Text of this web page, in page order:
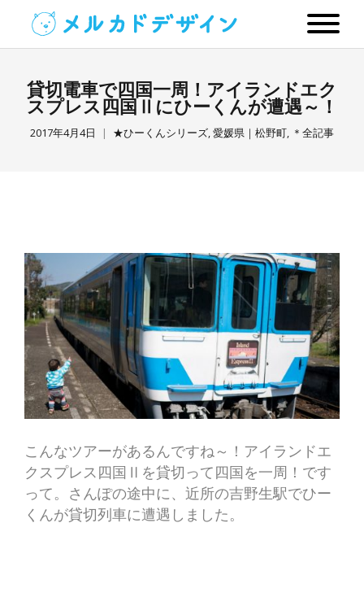
貸切電車で四国一周！アイランドエク
スプレス四国Ⅱにひーくんが遭遇～！
2017年4月4日 ★ひーくんシリーズ,愛媛県｜松野町, ＊全記事
こんなツアーがあるんですね～！アイランドエ
クスプレス四国Ⅱを貸切って四国を一周！です
って。さんぽの途中に、近所の吉野生駅でひー
くんが貸切列車に遭遇しました。